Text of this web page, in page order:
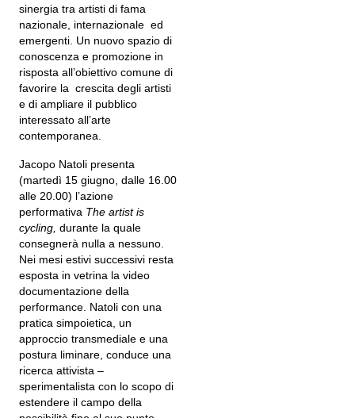
sinergia tra artisti di fama
nazionale, internazionale ed
emergenti. Un nuovo spazio di
conoscenza e promozione in
risposta all’obiettivo comune di
favorire la crescita degli artisti
e di ampliare il pubblico
interessato all’arte
contemporanea.
Jacopo Natoli presenta
(martedì 15 giugno, dalle 16.00
alle 20.00) l’azione
performativa The artist is
cycling, durante la quale
consegnerà nulla a nessuno.
Nei mesi estivi successivi resta
esposta in vetrina la video
documentazione della
performance. Natoli con una
pratica simpoietica, un
approccio transmediale e una
postura liminare, conduce una
ricerca attivista –
sperimentalista con lo scopo di
estendere il campo della